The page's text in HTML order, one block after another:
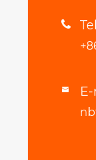
 Tel
